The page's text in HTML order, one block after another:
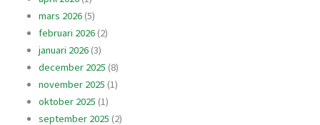
mars 2026(5)
februari 2026(2)
januari 2026(3)
december 2025 (8)
november 2025 (1)
oktober 2025 (1)
september 2025 (2)